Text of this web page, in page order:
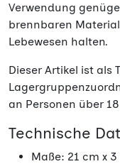
Verwendung
brennbaren
Lebewesen halten.
Dieser Artikel ist als
an Personen über
Technische
Maße: 21 cm x